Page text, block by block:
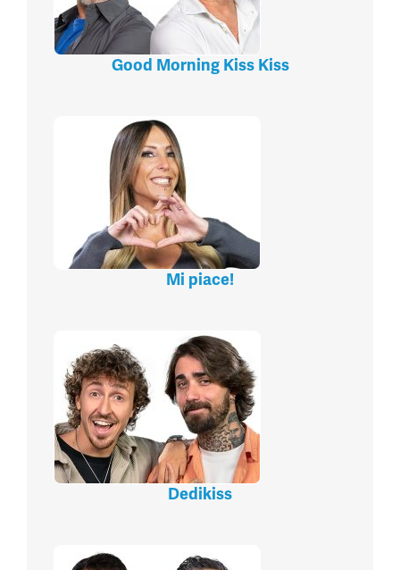
Good Morning Kiss Kiss
Mi piace!
Dedikiss